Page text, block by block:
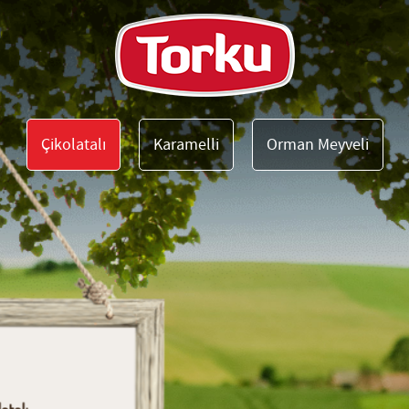
Çikolatalı Karamelli Orman Meyveli